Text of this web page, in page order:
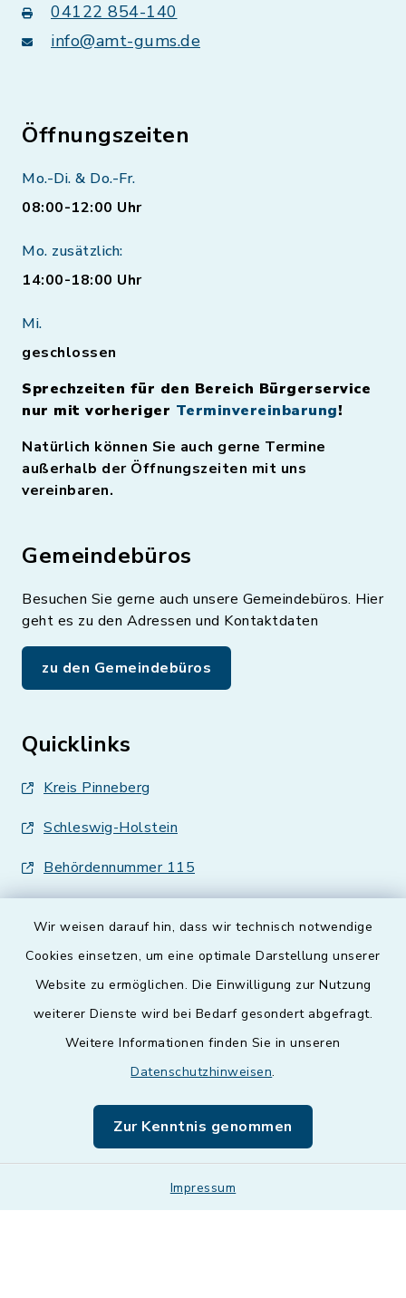
Wir weisen darauf hin, dass wir technisch notwendige
Cookies einsetzen, um eine optimale Darstellung unserer
Website zu ermöglichen. Die Einwilligung zur Nutzung
weiterer Dienste wird bei Bedarf gesondert abgefragt.
Weitere Informationen finden Sie in unseren
Datenschutzhinweisen.
Zur Kenntnis genommen
Impressum
04122 854-140
info@amt-gums.de
Öffnungszeiten
Mo.-Di. & Do.-Fr.
08:00-12:00 Uhr
Mo. zusätzlich:
14:00-18:00 Uhr
Mi.
geschlossen
Sprechzeiten für den Bereich Bürgerservice
nur mit vorheriger Terminvereinbarung!
Natürlich können Sie auch gerne Termine
außerhalb der Öffnungszeiten mit uns
vereinbaren.
Gemeindebüros
Besuchen Sie gerne auch unsere Gemeindebüros. Hier
geht es zu den Adressen und Kontaktdaten
zu den Gemeindebüros
Quicklinks
Kreis Pinneberg
Schleswig-Holstein
Behördennummer 115
Barrierefreiheit
Impressum
Sitemap